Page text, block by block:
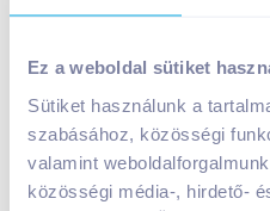
Ez a weboldal sütiket
Sütiket használunk a
szabásához, közösségi
valamint
közösségi média-, hirdető-
Jar Power konyhai
1 699
Nettó eladási ár:
Kosárba